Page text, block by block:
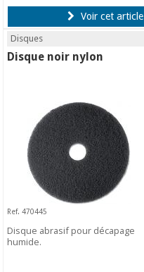
Voir cet article
Disques
Disque noir nylon
Ref. 470445
Disque abrasif pour décapage
humide.